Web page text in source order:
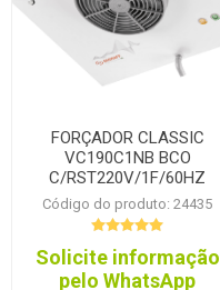
FORÇADOR CLASSIC
VC190C1NB BCO
C/RST220V/1F/60HZ
Código do produto: 24435
Solicite informação
pelo WhatsApp